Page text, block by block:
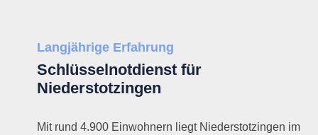
Langjährige Erfahrung
Schlüsselnotdienst für
Niederstotzingen
Mit rund 4.900 Einwohnern liegt Niederstotzingen im